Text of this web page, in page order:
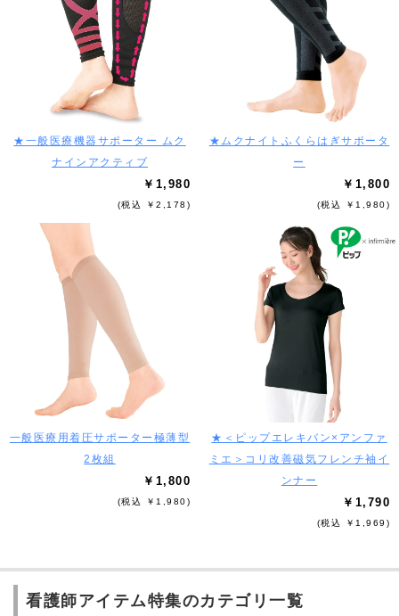
★一般医療機器サポーター ムク
ナインアクティブ
￥1,980
(税込 ￥2,178)
★ムクナイトふくらはぎサポータ
ー
￥1,800
(税込 ￥1,980)
一般医療用着圧サポーター極薄型
2枚組
￥1,800
(税込 ￥1,980)
★＜ピップエレキバン×アンファ
ミエ＞コリ改善磁気フレンチ袖イ
ンナー
￥1,790
(税込 ￥1,969)
看護師アイテム特集のカテゴリ一覧